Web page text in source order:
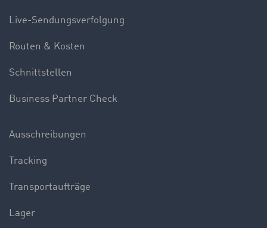
Live-Sendungsverfolgung
Routen & Kosten
Schnittstellen
Business Partner Check
Ausschreibungen
Tracking
Transportaufträge
Lager